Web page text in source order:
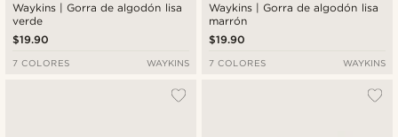
Waykins | Gorra de algodón lisa
verde
$19.90
7 COLORES WAYKINS
Waykins | Gorra de algodón lisa
marrón
$19.90
7 COLORES WAYKINS